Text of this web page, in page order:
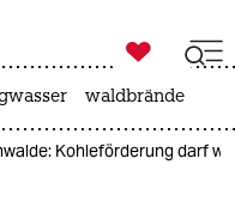

taz zahl ich
waldbrände
Kohleförderung darf